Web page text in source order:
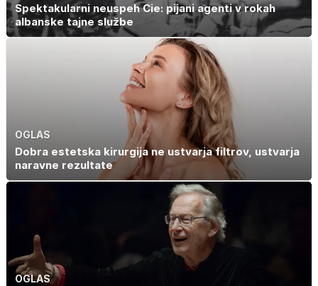
Spektakularni neuspeh Cie: pijani agenti v rokah
albanske tajne službe
OGLAS
Dobra estetska kirurgija ne ustvarja filtrov, ustvarja
naravne rezultate
OGLAS